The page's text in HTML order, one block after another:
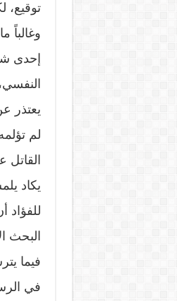
توقيع،
وغالباً
إحدى
يعتذر
لم
يكاد
البحث
فيما
في